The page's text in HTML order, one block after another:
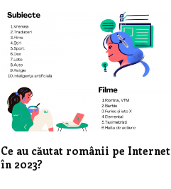
Ce au căutat românii pe Internet
în 2023?